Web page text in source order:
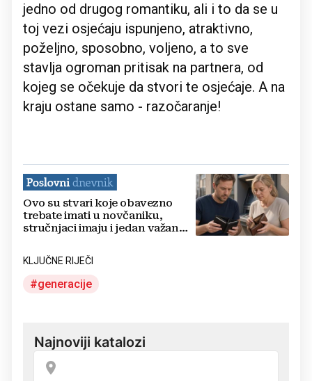
jedno od drugog romantiku, ali i to da se u
toj vezi osjećaju ispunjeno, atraktivno,
poželjno, sposobno, voljeno, a to sve
stavlja ogroman pritisak na partnera, od
kojeg se očekuje da stvori te osjećaje. A na
kraju ostane samo - razočaranje!
Ovo su stvari koje obavezno
trebate imati u novčaniku,
stručnjaci imaju i jedan važan
KLJUČNE RIJEČI
generacije